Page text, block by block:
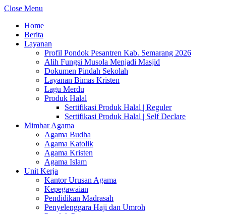
Close Menu
Home
Berita
Layanan
Profil Pondok Pesantren Kab. Semarang 2026
Alih Fungsi Musola Menjadi Masjid
Dokumen Pindah Sekolah
Layanan Bimas Kristen
Lagu Merdu
Produk Halal
Sertifikasi Produk Halal | Reguler
Sertifikasi Produk Halal | Self Declare
Mimbar Agama
Agama Budha
Agama Katolik
Agama Kristen
Agama Islam
Unit Kerja
Kantor Urusan Agama
Kepegawaian
Pendidikan Madrasah
Penyelenggara Haji dan Umroh